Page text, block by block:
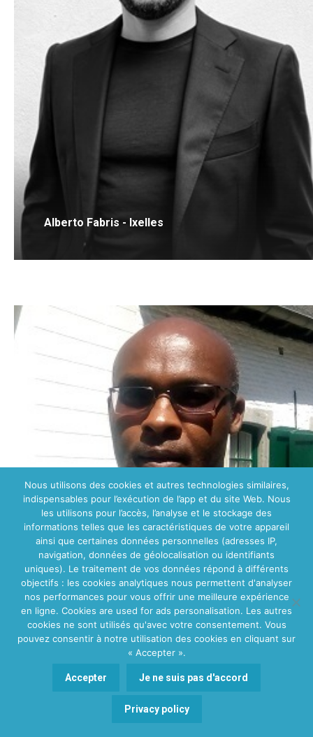
Alberto Fabris - Ixelles
Gerard Habumugabe - Etterbeek
Nous utilisons des cookies et autres technologies similaires,
indispensables pour l’exécution de l’app et du site Web. Nous
les utilisons pour l’accès, l’analyse et le stockage des
informations telles que les caractéristiques de votre appareil
ainsi que certaines données personnelles (adresses IP,
navigation, données de géolocalisation ou identifiants
uniques). Le traitement de vos données répond à différents
objectifs : les cookies analytiques nous permettent d'analyser
nos performances pour vous offrir une meilleure expérience
en ligne. Cookies are used for ads personalisation. Les autres
cookies ne sont utilisés qu'avec votre consentement. Vous
pouvez consentir à notre utilisation des cookies en cliquant sur
« Accepter ».
Accepter Je ne suis pas d'accord
Privacy policy